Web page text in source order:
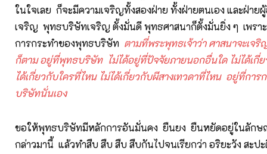
ในใจเลย ก็จะมีความเจริญทั้งสองฝ่าย ทั้งฝ่ายตนเอง และฝ่าย
เจริญ พุทธบริษัทเจริญ ตั้งมั่นดี พุทธศาสนาก็ตั้งมั่นยิ่ง ๆ เพรา
การกระทำของพุทธบริษัท ตามที่พระพุทธเจ้าว่า ศาสนาจะเจริ
ก็ตาม อยู่ที่พุทธบริษัท ไม่ได้อยู่ที่ปัจจัยภายนอกอื่นใด ไม่ได้เกี่
ได้เกี่ยวกับใครที่ไหน ไม่ได้เกี่ยวกับผีสางเทวดาที่ไหน อยู่ที่การ
บริษัทนั่นเอง
ขอให้พุทธบริษัทมีหลักการอันมั่นคง ยืนยง ยืนหยัดอยู่ในลักษ
กล่าวมานี้ แล้วทำสืบ สืบ สืบ สืบกันไปจนเรียกว่า อริยะวัง สะป